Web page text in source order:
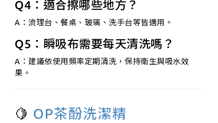
Q4：適合擦哪些地方？
A：流理台、餐桌、玻璃、洗手台等皆適用。
Q5：瞬吸布需要每天清洗嗎？
A：建議依使用頻率定期清洗，保持衛生與吸水效
果。
🍋 OP茶酚洗潔精